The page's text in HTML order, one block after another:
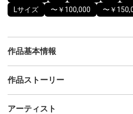
Lサイズ
〜￥100,000 〜￥
作品基本情報
出品者
制作年
作品ストーリー
いる。
アーティスト